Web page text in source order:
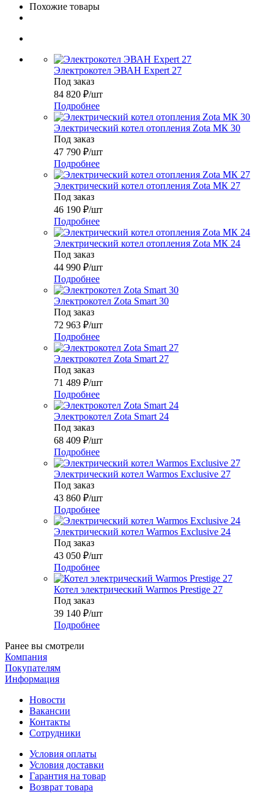
Похожие товары
Электрокотел ЭВАН Expert 27
Под заказ
84 820 ₽/шт
Подробнее
Электрический котел отопления Zota МК 30
Под заказ
47 790 ₽/шт
Подробнее
Электрический котел отопления Zota МК 27
Под заказ
46 190 ₽/шт
Подробнее
Электрический котел отопления Zota МК 24
Под заказ
44 990 ₽/шт
Подробнее
Электрокотел Zota Smart 30
Под заказ
72 963 ₽/шт
Подробнее
Электрокотел Zota Smart 27
Под заказ
71 489 ₽/шт
Подробнее
Электрокотел Zota Smart 24
Под заказ
68 409 ₽/шт
Подробнее
Электрический котел Warmos Exclusive 27
Под заказ
43 860 ₽/шт
Подробнее
Электрический котел Warmos Exclusive 24
Под заказ
43 050 ₽/шт
Подробнее
Котел электрический Warmos Prestige 27
Под заказ
39 140 ₽/шт
Подробнее
Ранее вы смотрели
Компания
Покупателям
Информация
Новости
Вакансии
Контакты
Сотрудники
Условия оплаты
Условия доставки
Гарантия на товар
Возврат товара